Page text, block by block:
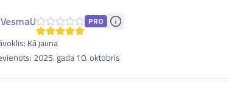
VesmaU PRO
Kā jauna
2025. gada 10. oktobris